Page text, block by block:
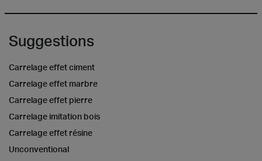
Suggestions
Carrelage effet ciment
Carrelage effet marbre
Carrelage effet pierre
Carrelage imitation bois
Carrelage effet résine
Unconventional